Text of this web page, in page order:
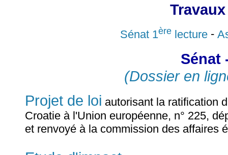
Sénat 1ère lecture -
Sénat
(Dossier en
Projet de loi autorisant la ratification
Croatie à l'Union européenne, n° 225,
et renvoyé à la commission des affaires